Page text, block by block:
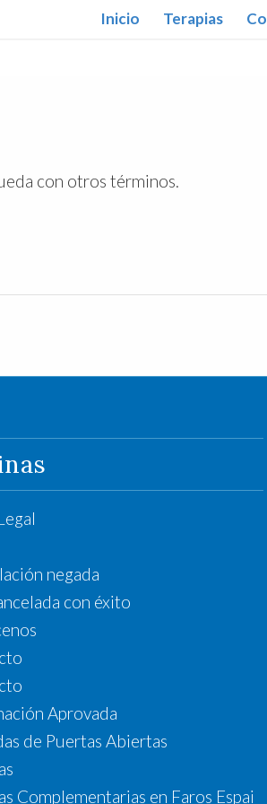
Inicio Terapias
con otros términos.
negada
con éxito
Aprovada
de Puertas Abiertas
Complementarias en Faros Espai